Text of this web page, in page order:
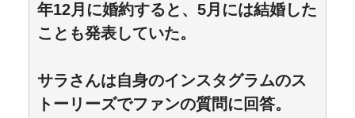
年12月に婚約すると、5月には結婚した
ことも発表していた。
サラさんは自身のインスタグラムのス
トーリーズでファンの質問に回答。